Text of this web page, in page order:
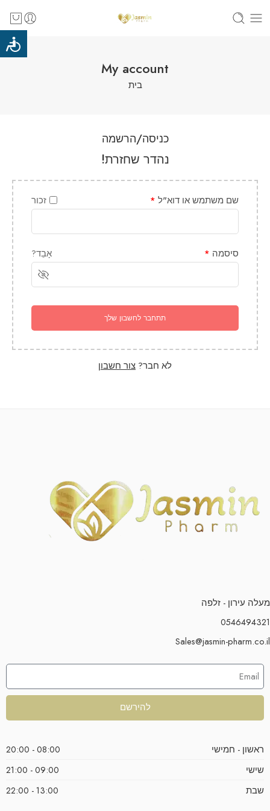
My account
בית
כניסה/הרשמה
נהדר שחזרת!
שם משתמש או דוא"ל * זכור
סיסמה * אָבֵד?
תתחבר לחשבון שלך
לא חבר? צור חשבון
מעלה עירון - זלפה
0546494321
Sales@jasmin-pharm.co.il
להירשם
ראשון - חמישי
08:00 - 20:00
שישי
09:00 - 21:00
שבת
13:00 - 22:00